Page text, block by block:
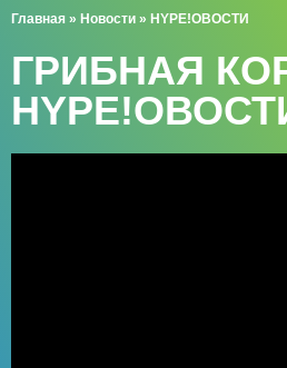
Главная » Новости » HYPE!ОВОСТИ
ГРИБНАЯ